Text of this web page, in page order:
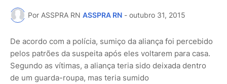
Por ASSPRA RN ASSPRA RN - outubro 31, 2015
De acordo com a polícia, sumiço da aliança foi percebido
pelos patrões da suspeita após eles voltarem para casa.
Segundo as vítimas, a aliança teria sido deixada dentro
de um guarda-roupa, mas teria sumido